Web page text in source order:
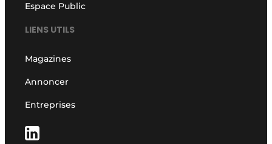
Espace Public
LIENS UTILS
Magazines
Annoncer
Entreprises